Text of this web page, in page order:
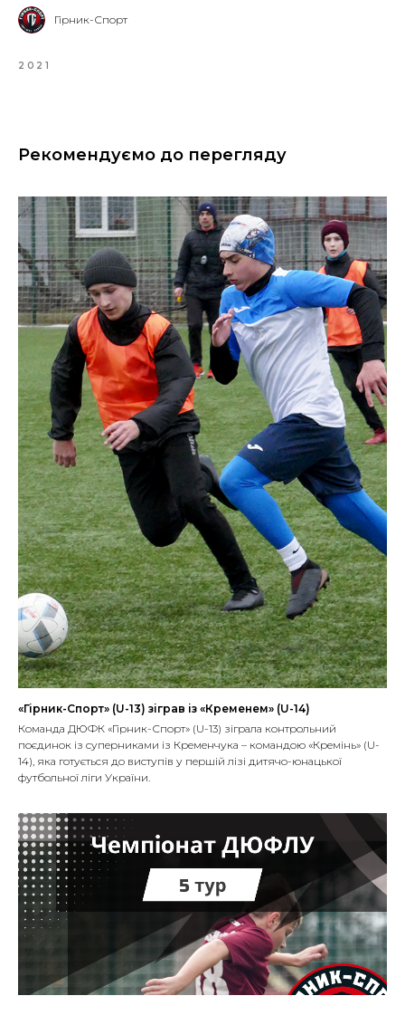
Гірник-Спорт
2021
Рекомендуємо до перегляду
«Гірник-Спорт» (U-13) зіграв із «Кременем» (U-14)
Команда ДЮФК «Гірник-Спорт» (U-13) зіграла контрольний
поєдинок із суперниками із Кременчука – командою «Кремінь» (U-
14), яка готується до виступів у першій лізі дитячо-юнацької
футбольної ліги України.